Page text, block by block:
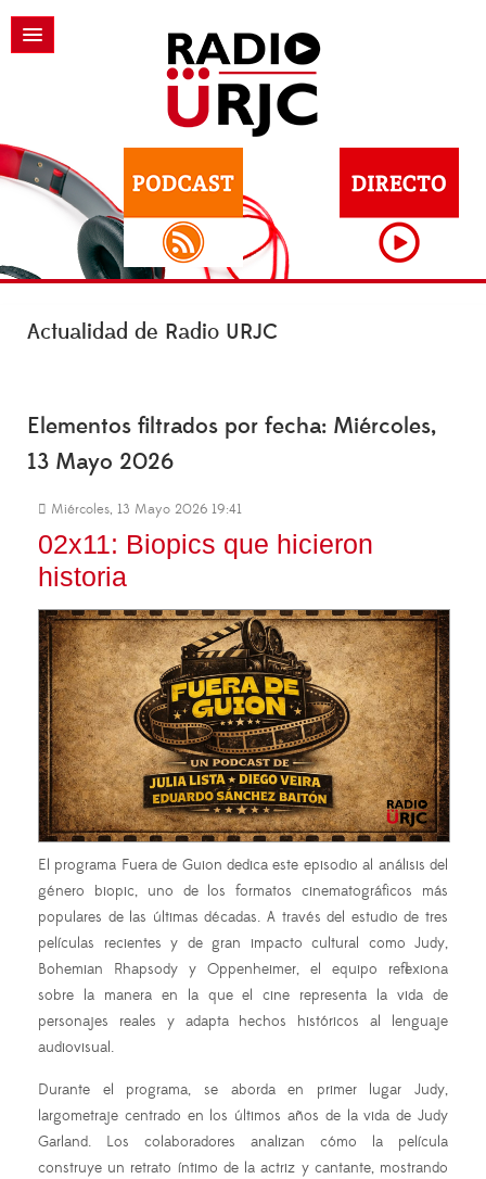
Actualidad de Radio URJC
Elementos filtrados por fecha: Miércoles,
13 Mayo 2026
Miércoles, 13 Mayo 2026 19:41
02x11: Biopics que hicieron
historia
El programa Fuera de Guion dedica este episodio al análisis del
género biopic, uno de los formatos cinematográficos más
populares de las últimas décadas. A través del estudio de tres
películas recientes y de gran impacto cultural como Judy,
Bohemian Rhapsody y Oppenheimer, el equipo reflexiona
sobre la manera en la que el cine representa la vida de
personajes reales y adapta hechos históricos al lenguaje
audiovisual.
Durante el programa, se aborda en primer lugar Judy,
largometraje centrado en los últimos años de la vida de Judy
Garland. Los colaboradores analizan cómo la película
construye un retrato íntimo de la actriz y cantante, mostrando